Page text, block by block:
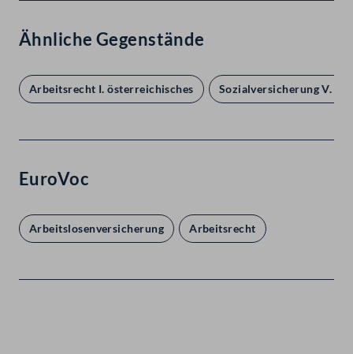
Ähnliche Gegenstände
Arbeitsrecht I. österreichisches Sozialversicherung V.
EuroVoc
Arbeitslosenversicherung Arbeitsrecht